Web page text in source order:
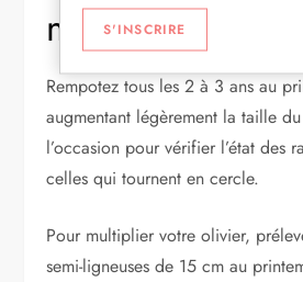
multiplication
Rempotez tous les 2 à 3 ans au
augmentant légèrement la taille
l’occasion pour vérifier l’état des
celles qui tournent en cercle.
Pour multiplier votre olivier,
semi-ligneuses de 15 cm au
S'INSCRIRE